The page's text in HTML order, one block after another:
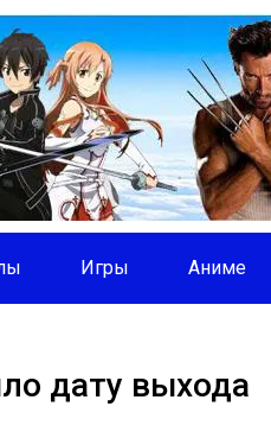
Игры Аниме
дату выхода